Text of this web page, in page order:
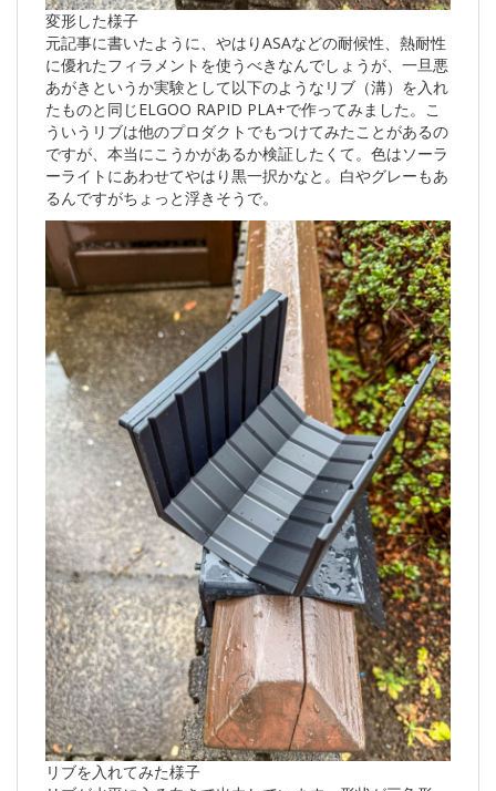
変形した様子
元記事に書いたように、やはりASAなどの耐候性、熱耐性
に優れたフィラメントを使うべきなんでしょうが、一旦悪
あがきというか実験として以下のようなリブ（溝）を入れ
たものと同じELGOO RAPID PLA+で作ってみました。こ
ういうリブは他のプロダクトでもつけてみたことがあるの
ですが、本当にこうかがあるか検証したくて。色はソーラ
ーライトにあわせてやはり黒一択かなと。白やグレーもあ
るんですがちょっと浮きそうで。
リブを入れてみた様子